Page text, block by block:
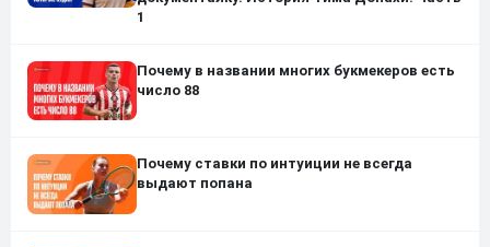
1
Почему в названии многих букмекеров есть
число 88
Почему ставки по интуиции не всегда
выдают попана